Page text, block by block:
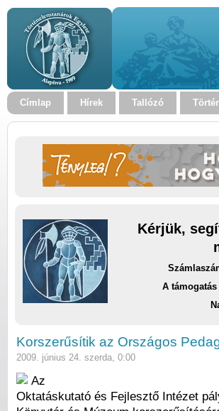
Címlap Hírek Tallózó
Kérjük,
A támogatás
Korszerűsítik az Országos
2009. június 24. szerda, 0:00
Az
Oktatáskutató és Fejlesztő Intézet